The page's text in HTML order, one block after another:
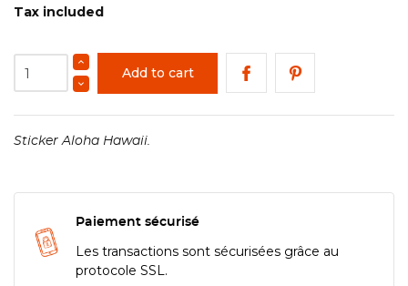
Tax included
Add to cart
Sticker Aloha Hawaii.
Paiement sécurisé
Les transactions sont sécurisées grâce au
protocole SSL.